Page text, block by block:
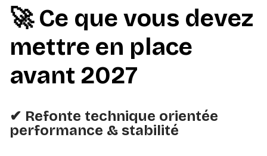
🚀 Ce que vous devez
mettre en place
avant 2027
✔ Refonte technique orientée
performance & stabilité